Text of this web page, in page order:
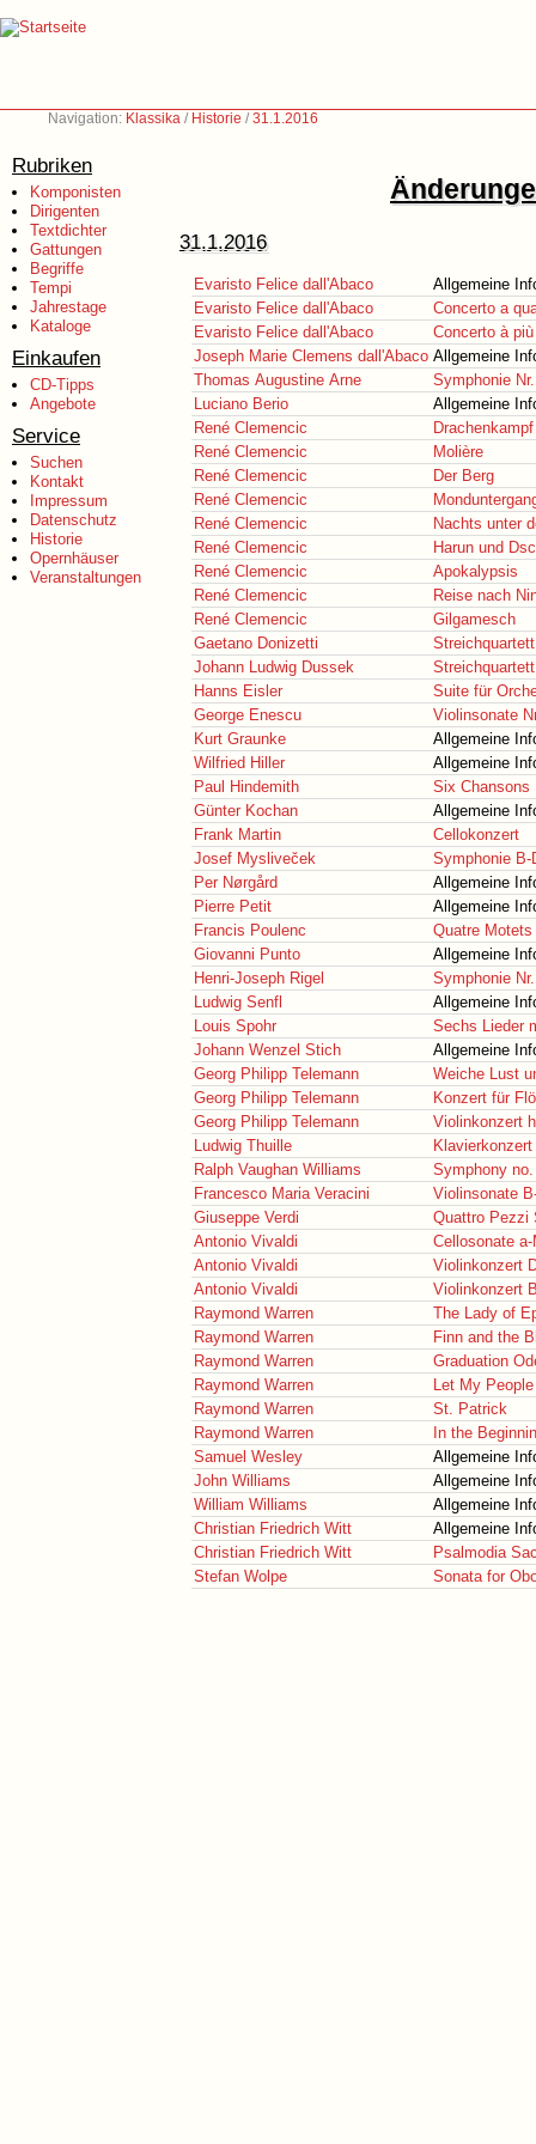
Navigation: Klassika / Historie /31.1.2016
Rubriken
Komponisten
Dirigenten
Textdichter
Gattungen
Begriffe
Tempi
Jahrestage
Kataloge
Einkaufen
CD-Tipps
Angebote
Service
Suchen
Kontakt
Impressum
Datenschutz
Historie
Opernhäuser
Veranstaltungen
31.1.2016
Evaristo Felice dall'Abaco
Allgemeine
Evaristo Felice dall'Abaco
Concerto a
Evaristo Felice dall'Abaco
Concerto à
Joseph Marie Clemens dall'Abaco Allgemeine
Thomas Augustine Arne
Symphonie
Luciano Berio
Allgemeine
René Clemencic
Drachenkampf
René Clemencic
Molière
René Clemencic
Der Berg
René Clemencic
René Clemencic
Nachts unter
René Clemencic
Harun und
René Clemencic
Apokalypsis
René Clemencic
Reise nach
René Clemencic
Gilgamesch
Gaetano Donizetti
Johann Ludwig Dussek
Hanns Eisler
Suite für
George Enescu
Violinsonate
Kurt Graunke
Allgemeine
Wilfried Hiller
Allgemeine
Paul Hindemith
Six Chansons
Günter Kochan
Allgemeine
Frank Martin
Cellokonzert
Josef Mysliveček
Symphonie B-
Per Nørgård
Allgemeine
Pierre Petit
Allgemeine
Francis Poulenc
Quatre
Giovanni Punto
Allgemeine
Henri-Joseph Rigel
Symphonie
Ludwig Senfl
Allgemeine
Louis Spohr
Sechs Lieder
Johann Wenzel Stich
Allgemeine
Georg Philipp Telemann
Weiche Lust
Georg Philipp Telemann
Konzert für
Georg Philipp Telemann
Violinkonzert
Ludwig Thuille
Klavierkonzert
Ralph Vaughan Williams
Symphony
Francesco Maria Veracini
Violinsonate
Giuseppe Verdi
Quattro Pezzi
Antonio Vivaldi
Cellosonate a-
Antonio Vivaldi
Violinkonzert
Antonio Vivaldi
Violinkonzert
Raymond Warren
The Lady of
Raymond Warren
Finn and the
Raymond Warren
Graduation
Raymond Warren
Let My
Raymond Warren
St. Patrick
Raymond Warren
In the
Samuel Wesley
Allgemeine
John Williams
Allgemeine
William Williams
Allgemeine
Christian Friedrich Witt
Allgemeine
Christian Friedrich Witt
Psalmodia
Stefan Wolpe
Sonata for